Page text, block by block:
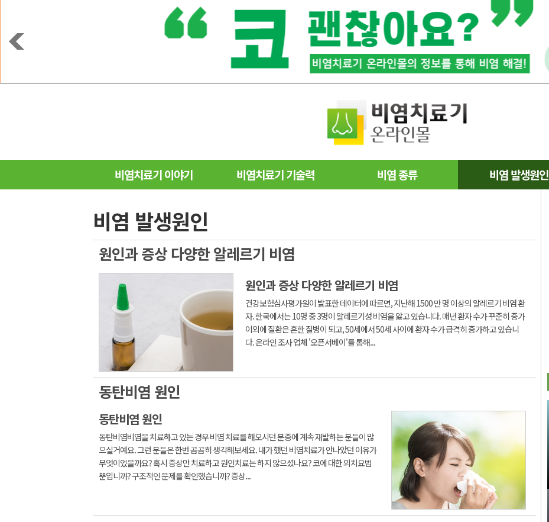
비염치료기 이야기 비염치료기 기술력 비염 종류 비염 발생원인
비염 발생원인
원인과 증상 다양한 알레르기 비염
원인과 증상 다양한 알레르기 비염
건강보험심사평가원이 발표한 데이터에 따르면, 지난해 1500 만 명 이상의 알레르기 비염 환
자. 한국에서는 10명 중 3명이 알레르기성 비염을 앓고 있습니다. 매년 환자 수가 꾸준히 증가
이외에 질환은 흔한 질병이 되고, 50세에서 50세 사이에 환자 수가 급격히 증가하고 있습니
다. 온라인 조사 업체 '오픈서베이'를 통해...
동탄비염 원인
동탄비염 원인
동탄비염비염을 치료하고 있는 경우 비염 치료를 해오시던 분중에 계속 재발하는 분들이 많
으실거예요. 그런 분들은 한번 곰곰히 생각해보세요. 내가 했던 비염치료가 안나았던 이유가
무엇이었을까요? 혹시 증상만 치료하고 원인치료는 하지 않으셨나요? 코에 대한 외치요법
뿐입니까? 구조적인 문제를 확인했습니까? 증상...